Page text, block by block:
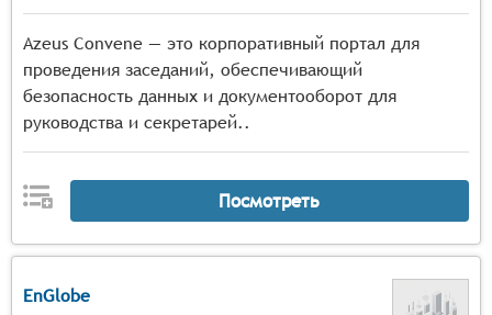
Azeus Convene — это корпоративный портал для
проведения заседаний, обеспечивающий
безопасность данных и документооборот для
руководства и секретарей..
Посмотреть
EnGlobe